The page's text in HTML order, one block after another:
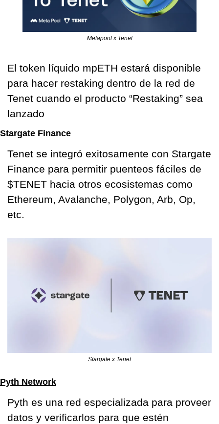
Metapool x Tenet
El token líquido mpETH estará disponible
para hacer restaking dentro de la red de
Tenet cuando el producto “Restaking” sea
lanzado
Stargate Finance
Tenet se integró exitosamente con Stargate
Finance para permitir puenteos fáciles de
$TENET hacia otros ecosistemas como
Ethereum, Avalanche, Polygon, Arb, Op,
etc.
Stargate x Tenet
Pyth Network
Pyth es una red especializada para proveer
datos y verificarlos para que estén